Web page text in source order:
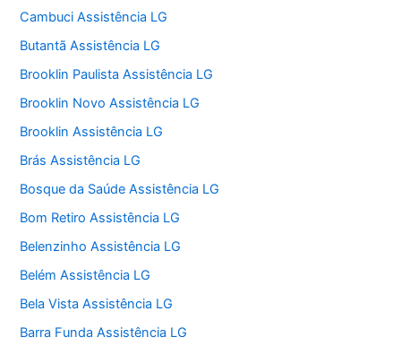
Cambuci Assistência LG
Butantã Assistência LG
Brooklin Paulista Assistência LG
Brooklin Novo Assistência LG
Brooklin Assistência LG
Brás Assistência LG
Bosque da Saúde Assistência LG
Bom Retiro Assistência LG
Belenzinho Assistência LG
Belém Assistência LG
Bela Vista Assistência LG
Barra Funda Assistência LG